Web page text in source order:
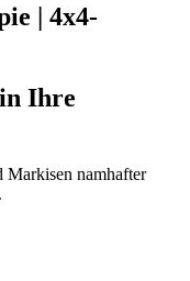
| 4x4-
Ihre
Markisen namhafter